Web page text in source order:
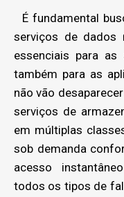
É fundamental
serviços de dados
essenciais para
também para as
não vão
serviços de
em múltiplas
sob demanda
acesso
todos os tipos de